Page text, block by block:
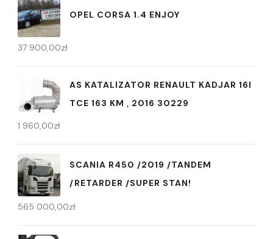
OPEL CORSA 1.4 ENJOY
37 900,00zł
AS KATALIZATOR RENAULT KADJAR 16I
TCE 163 KM , 2016 30229
1 960,00zł
SCANIA R450 /2019 /TANDEM
/RETARDER /SUPER STAN!
565 000,00zł